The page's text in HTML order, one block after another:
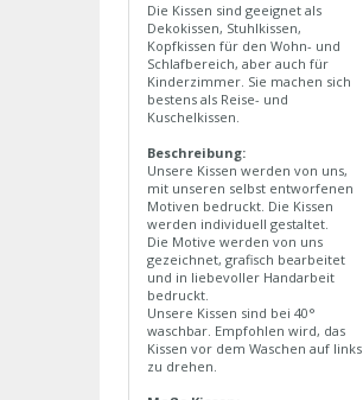
Die Kissen sind geeignet als
Dekokissen, Stuhlkissen,
Kopfkissen für den Wohn- und
Schlafbereich, aber auch für
Kinderzimmer. Sie machen sich
bestens als Reise- und
Kuschelkissen.
Beschreibung:
Unsere Kissen werden von uns,
mit unseren selbst entworfenen
Motiven bedruckt. Die Kissen
werden individuell gestaltet.
Die Motive werden von uns
gezeichnet, grafisch bearbeitet
und in liebevoller Handarbeit
bedruckt.
Unsere Kissen sind bei 40°
waschbar. Empfohlen wird, das
Kissen vor dem Waschen auf links
zu drehen.